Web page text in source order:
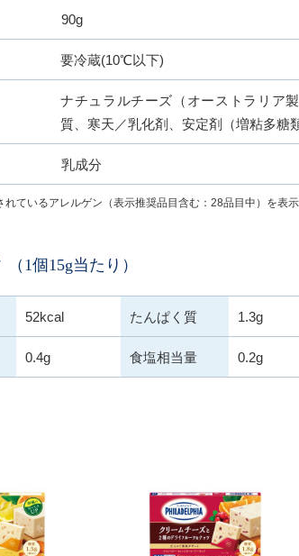
90g
要冷蔵(10℃以下)
ナチュラルチーズ（オーストラリア
質、寒天／乳化剤、安定剤（増粘多糖
乳成分
ているアレルゲン（表示推奨品目含む：28品目中）を表示
（1個15g当たり）
52kcal たんぱく質 1.3g
0.4g 食塩相当量 0.2g